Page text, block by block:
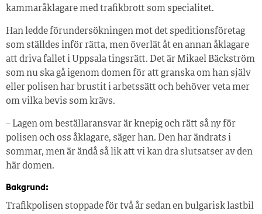
kammaråklagare med trafikbrott som specialitet.
Han ledde förundersökningen mot det speditionsföretag
som ställdes inför rätta, men överlät åt en annan åklagare
att driva fallet i Uppsala tingsrätt. Det är Mikael Bäckström
som nu ska gå igenom domen för att granska om han själv
eller polisen har brustit i arbetssätt och behöver veta mer
om vilka bevis som krävs.
– Lagen om beställaransvar är knepig och rätt så ny för
polisen och oss åklagare, säger han. Den har ändrats i
sommar, men är ändå så lik att vi kan dra slutsatser av den
här domen.
Bakgrund:
Trafikpolisen stoppade för två år sedan en bulgarisk lastbil